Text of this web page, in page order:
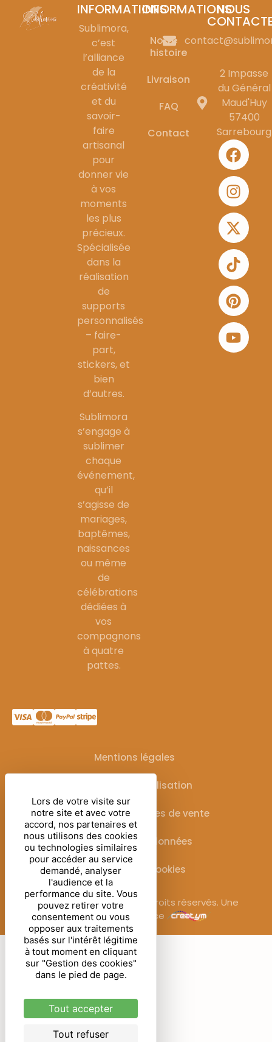
INFORMATIONS
Sublimora,
c’est
l’alliance
de la
créativité
et du
savoir-
faire
artisanal
pour
donner vie
à vos
moments
les plus
précieux.
Spécialisée
dans la
réalisation
de
supports
personnalisés
– faire-
part,
stickers, et
bien
d’autres.
Sublimora
s’engage à
sublimer
chaque
événement,
qu’il
s’agisse de
mariages,
baptêmes,
naissances
ou même
de
célébrations
dédiées à
vos
compagnons
à quatre
pattes.
INFORMATIONS
Notre
histoire
Livraison
FAQ
Contact
NOUS
2 Impasse
du Général
Maud'Huy
57400
Sarrebourg
Mentions légales
Conditions d’utilisation
Conditions générales de vente
Protection des données
Gestion des cookies
© Sublimora – 2025. Tous droits réservés. Une
réalisation de l’agence
Lors de votre visite sur
notre site et avec votre
accord, nos partenaires et
nous utilisons des cookies
ou technologies similaires
pour accéder au service
demandé, analyser
l'audience et la
performance du site. Vous
pouvez retirer votre
consentement ou vous
opposer aux traitements
basés sur l'intérêt légitime
à tout moment en cliquant
sur "Gestion des cookies"
dans le pied de page.
Tout accepter
Tout refuser